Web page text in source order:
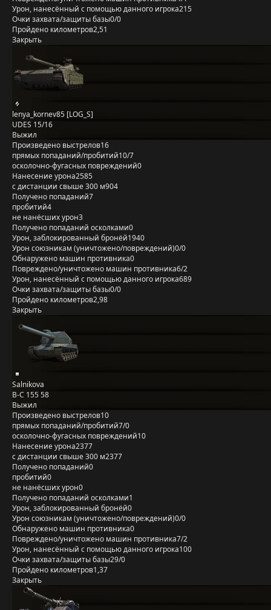
Урон, нанесённый с помощью данного игрока215
Очки захвата/защиты базы0/0
Пройдено километров2,51
Закрыть
lenya_kornev85 [LOG_S]
UDES 15/16
Выжил
Произведено выстрелов16
прямых попаданий/пробитий10/7
осколочно-фугасных повреждений0
Нанесение урона2585
с дистанции свыше 300 м904
Получено попаданий7
пробитий4
не нанёсших урон3
Получено попаданий осколками0
Урон, заблокированный бронёй1940
Урон союзникам (уничтожено/повреждений)0/0
Обнаружено машин противника0
Повреждено/уничтожено машин противника6/2
Урон, нанесённый с помощью данного игрока689
Очки захвата/защиты базы0/0
Пройдено километров2,98
Закрыть
Salnikova
B-C 155 58
Выжил
Произведено выстрелов10
прямых попаданий/пробитий7/0
осколочно-фугасных повреждений10
Нанесение урона2377
с дистанции свыше 300 м2377
Получено попаданий0
пробитий0
не нанёсших урон0
Получено попаданий осколками1
Урон, заблокированный бронёй0
Урон союзникам (уничтожено/повреждений)0/0
Обнаружено машин противника0
Повреждено/уничтожено машин противника7/2
Урон, нанесённый с помощью данного игрока100
Очки захвата/защиты базы29/0
Пройдено километров1,37
Закрыть